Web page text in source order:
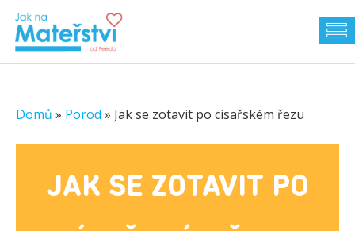
Domů » Porod » Jak se zotavit po císařském řezu
JAK SE ZOTAVIT PO